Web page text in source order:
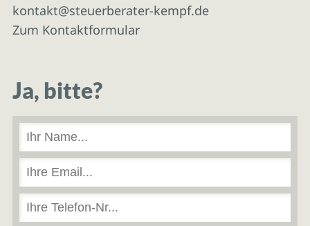
kontakt@steuerberater-kempf.de
Zum Kontaktformular
Ja, bitte?